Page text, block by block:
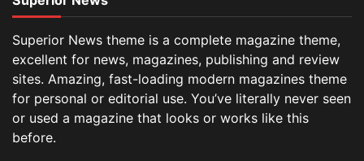
Superior News theme is a complete magazine theme,
excellent for news, magazines, publishing and review
sites. Amazing, fast-loading modern magazines theme
for personal or editorial use. You’ve literally never seen
or used a magazine that looks or works like this
before.